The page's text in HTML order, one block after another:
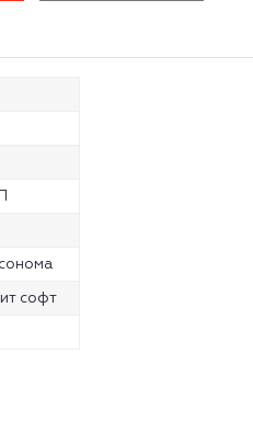
софт